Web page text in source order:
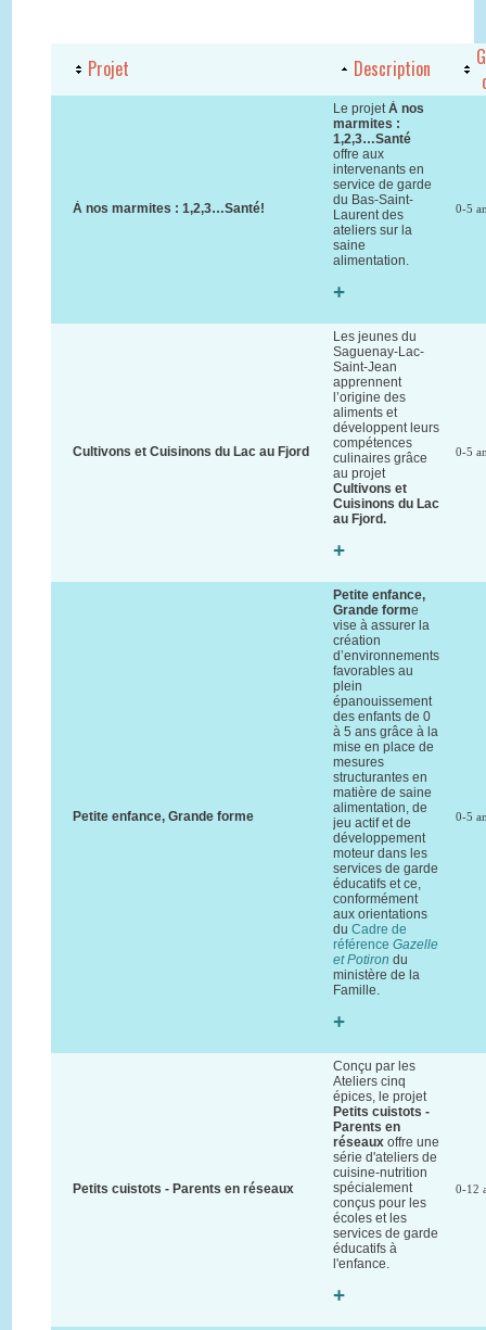
Projet Description
À nos marmites : 1,2,3…Santé!
Le projetÀ nos
marmites :
1,2,3…Santé
offre aux
intervenants en
service de garde
du Bas-Saint-
Laurent des
ateliers sur la
saine
alimentation.
+
0-5
Cultivons et Cuisinons du Lac au Fjord
Les jeunes du
Saguenay-Lac-
Saint-Jean
apprennent
l’origine des
aliments et
développent leurs
compétences
culinaires grâce
au projet
Cultivons et
Cuisinons du Lac
au Fjord.
+
0-5
Petite enfance, Grande forme
Petite enfance,
Grande forme
vise à assurer la
création
d’environnements
favorables au
plein
épanouissement
des enfants de 0
à 5 ans grâce à la
mise en place de
mesures
structurantes en
matière de saine
alimentation, de
jeu actif et de
développement
moteur dans les
services de garde
éducatifs et ce,
conformément
aux orientations
du Cadre de
référence Gazelle
et Potiron du
ministère de la
Famille.
+
0-5
Petits cuistots - Parents en réseaux
Conçu par les
Ateliers cinq
épices, le projet
Petits cuistots -
Parents en
réseauxoffre une
série d'ateliers de
cuisine-nutrition
spécialement
conçus pour les
écoles et les
services de garde
éducatifs à
l'enfance.
+
0-12